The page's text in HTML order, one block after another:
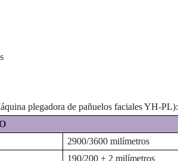
plegadora de pañuelos faciales YH-PL):
2900/3600 milímetros
190/200 ± 2 milímetros